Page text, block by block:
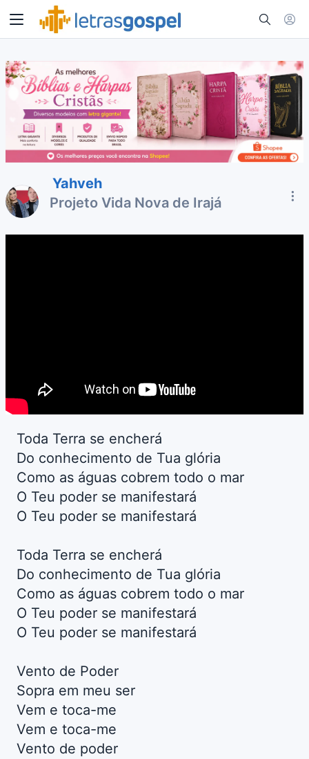
Yahveh
Projeto Vida Nova de Irajá
Toda Terra se encherá
Do conhecimento de Tua glória
Como as águas cobrem todo o mar
O Teu poder se manifestará
O Teu poder se manifestará
Toda Terra se encherá
Do conhecimento de Tua glória
Como as águas cobrem todo o mar
O Teu poder se manifestará
O Teu poder se manifestará
Vento de Poder
Sopra em meu ser
Vem e toca-me
Vem e toca-me
Vento de poder